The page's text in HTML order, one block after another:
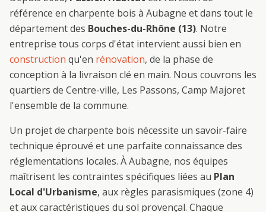
référence en charpente bois à Aubagne et dans tout le
département des Bouches-du-Rhône (13). Notre
entreprise tous corps d'état intervient aussi bien en
construction qu'en rénovation, de la phase de
conception à la livraison clé en main. Nous couvrons les
quartiers de Centre-ville, Les Passons, Camp Majoret
l'ensemble de la commune.
Un projet de charpente bois nécessite un savoir-faire
technique éprouvé et une parfaite connaissance des
réglementations locales. ÀAubagne, nos équipes
maîtrisent les contraintes spécifiques liées au Plan
Local d'Urbanisme, aux règles parasismiques (zone 4)
et aux caractéristiques du sol provençal. Chaque